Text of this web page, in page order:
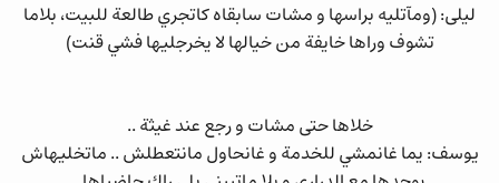
ليلى: (ومآتليه براسها و مشات سابقاه كاتجري طالعة للبيت، بلاما
تشوف وراها خايفة من خيالها لا يخرجليها فشي قنت)
خلاها حتى مشات و رجع عند غيثة ..
يوسف: يما غانمشي للخدمة و غانحاول مانتعطلش .. ماتخليهاش